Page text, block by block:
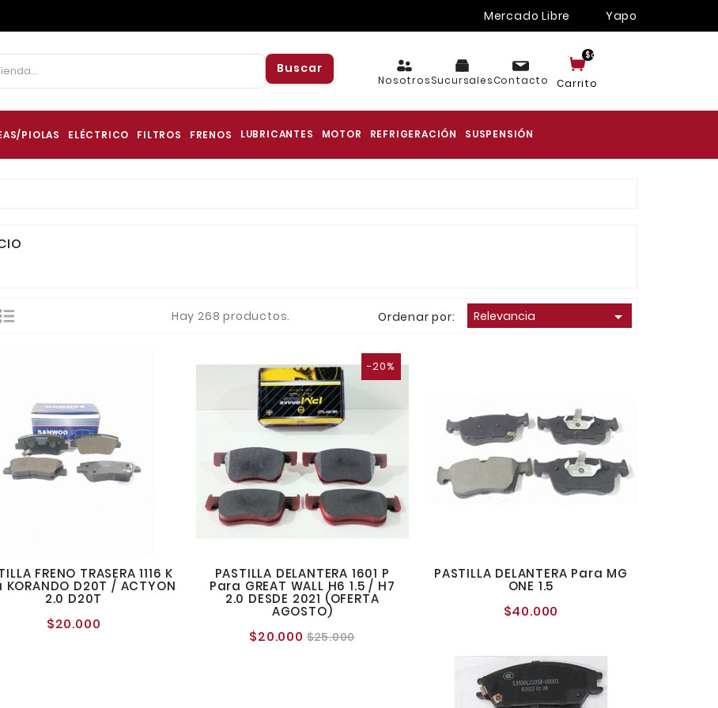
Mercado Libre Yapo
Buscar
NosotrosSucursalesContacto Carrito
$cart.TotalItems
PIOLAS ELÉCTRICO FILTROS FRENOS LUBRICANTES MOTOR REFRIGERACIÓN SUSPENSIÓN
Hay 268 productos. Ordenar por: Relevancia 
FRENO TRASERA 1116 K
KORANDO D20T / ACTYON
2.0 D20T
$20.000
-20%
PASTILLA DELANTERA 1601 P
Para GREAT WALL H6 1.5 / H7
2.0 DESDE 2021 (OFERTA
AGOSTO)
$20.000 Precio
$25.000Precio
PASTILLA DELANTERA Para MG
ONE 1.5
$40.000